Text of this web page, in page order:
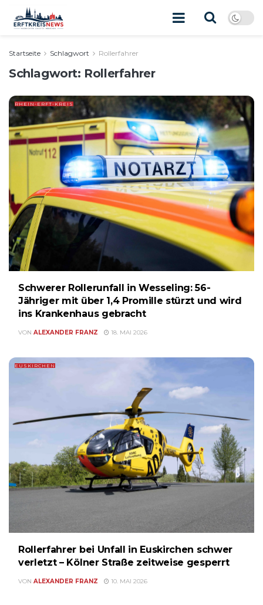
Startseite Schlagwort Rollerfahrer
Schlagwort: Rollerfahrer
RHEIN-ERFT-KREIS
Schwerer Rollerunfall in Wesseling: 56-
Jähriger mit über 1,4 Promille stürzt und wird
ins Krankenhaus gebracht
VON ALEXANDER FRANZ 18. MAI 2026
EUSKIRCHEN
Rollerfahrer bei Unfall in Euskirchen schwer
verletzt – Kölner Straße zeitweise gesperrt
VON ALEXANDER FRANZ 10. MAI 2026